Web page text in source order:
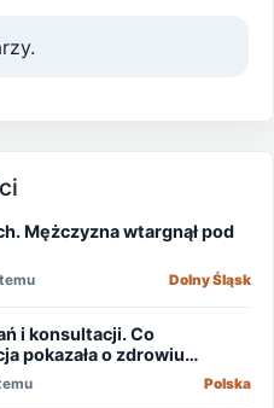
Mężczyzna wtargnął pod
Dolny Śląsk
i konsultacji. Co
pokazała o zdrowiu
Polska